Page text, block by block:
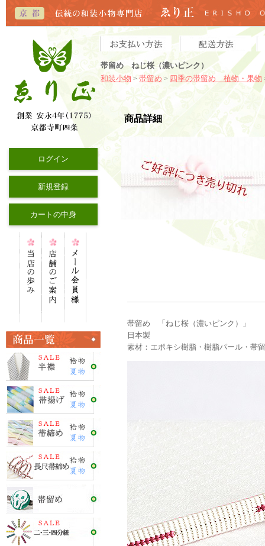
帯留め ねじ桜（濃いピンク）
和装小物 > 帯留め > 四季の帯留め 植物・果物
ログイン
新規登録
カートの中身
商品詳細
帯留め 「ねじ桜（濃いピンク）」
日本製
素材：エポキシ樹脂・樹脂パール・帯